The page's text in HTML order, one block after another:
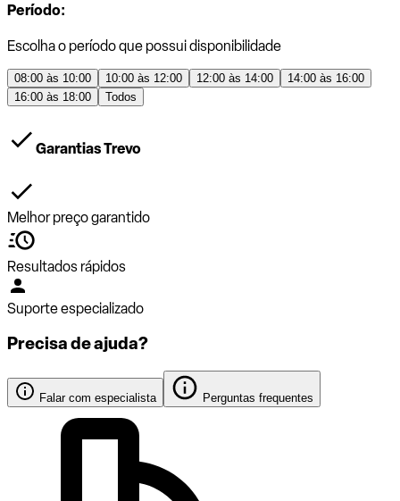
Período:
Escolha o período que possui disponibilidade
08:00 às 10:00 10:00 às 12:00 12:00 às 14:00
14:00 às 16:00
16:00 às 18:00
Todos
Garantias Trevo
Melhor preço garantido
Resultados rápidos
Suporte especializado
Precisa de ajuda?
Falar com especialista Perguntas frequentes